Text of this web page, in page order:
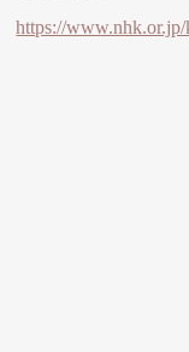
https://